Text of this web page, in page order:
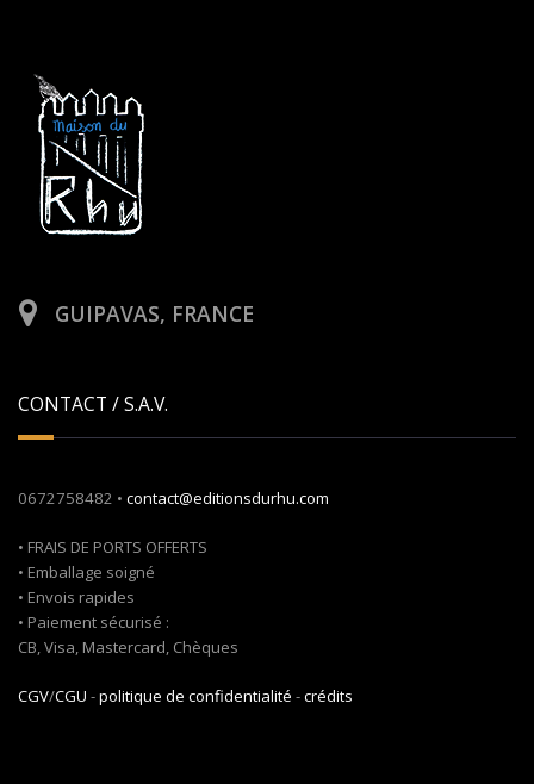
GUIPAVAS, FRANCE
CONTACT / S.A.V.
0672758482 • contact@editionsdurhu.com
• FRAIS DE PORTS OFFERTS
• Emballage soigné
• Envois rapides
• Paiement sécurisé :
CB, Visa, Mastercard, Chèques
CGV/CGU -politique de confidentialité -crédits